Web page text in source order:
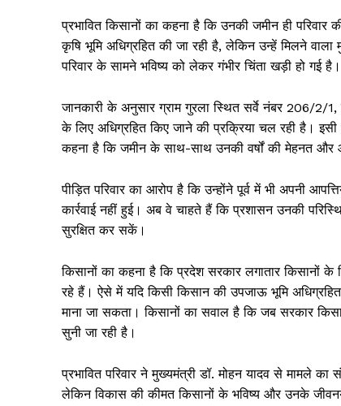
प्रभावित किसानों का कहना है कि उनकी जमीन ही
कृषि भूमि अधिग्रहित की जा रही है, लेकिन उन्हें मिलने
परिवार के सामने भविष्य को लेकर गंभीर चिंता खड़ी हो गई है।
जानकारी के अनुसार ग्राम गुरला स्थित सर्वे नंबर 206/2/
के लिए अधिग्रहित किए जाने की प्रक्रिया चल रही है।
कहना है कि जमीन के साथ-साथ उनकी वर्षों की मेहनत और
पीड़ित परिवार का आरोप है कि उन्होंने पूर्व में भी अपनी
कार्रवाई नहीं हुई। अब वे चाहते हैं कि प्रशासन उनकी
सुरक्षित कर सकें।
किसानों का कहना है कि प्रदेश सरकार लगातार किसानों
रहे हैं। ऐसे में यदि किसी किसान की उपजाऊ भूमि
माना जा सकता। किसानों का सवाल है कि जब सरकार
सुनी जा रही है।
प्रभावित परिवार ने मुख्यमंत्री डॉ. मोहन यादव से मामले
लेकिन विकास की कीमत किसानों के भविष्य और उनके